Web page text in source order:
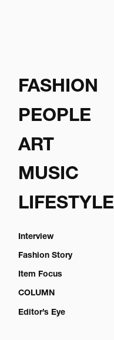
FASHION
PEOPLE
ART
MUSIC
LIFESTYLE
Interview
Fashion Story
Item Focus
COLUMN
Editor’s Eye